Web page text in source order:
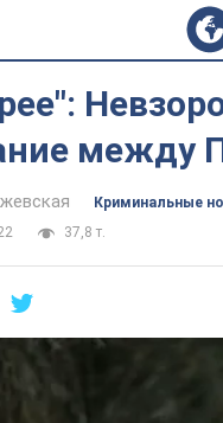
между
Криминальные
37,8 т.